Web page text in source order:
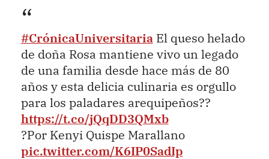
#CrónicaUniversitaria El queso helado
de doña Rosa mantiene vivo un legado
de una familia desde hace más de 80
años y esta delicia culinaria es orgullo
para los paladares arequipeños??
https://t.co/jQqDD3QMxb
?Por Kenyi Quispe Marallano
pic.twitter.com/K6IP0SadIp